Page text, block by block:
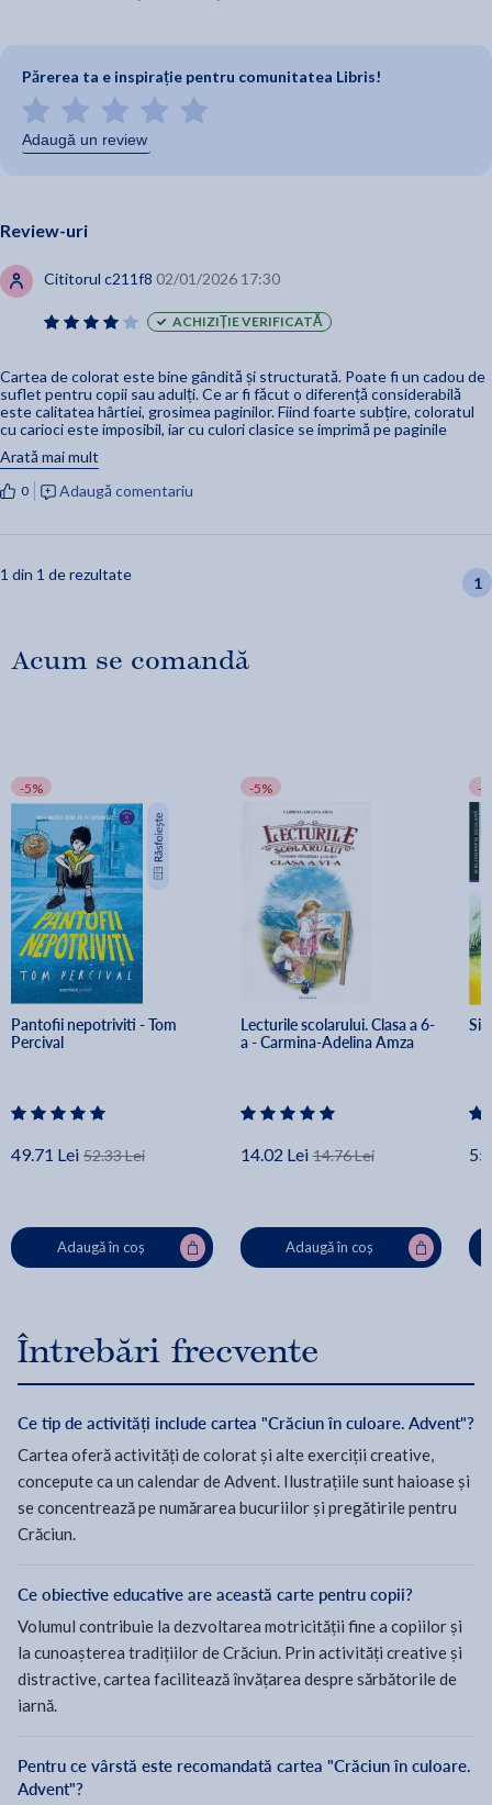
Părerea ta e inspirație pentru comunitatea Libris!
Adaugă un review
Review-uri
Cititorul c211f8 02/01/2026 17:30
ACHIZIȚIE VERIFICATĂ
Cartea de colorat este bine gândită și structurată. Poate fi un cadou de
suflet pentru copii sau adulți. Ce ar fi făcut o diferență considerabilă
este calitatea hârtiei, grosimea paginilor. Fiind foarte subțire, coloratul
cu carioci este imposibil, iar cu culori clasice se imprimă pe paginile
anterioare sau chiar următoare.
Arată mai mult
0 Adaugă comentariu
1 din 1 de rezultate 1
Acum se comandă
-5%
Pantofii nepotriviti - Tom
Percival
49.71 Lei 52.33 Lei
Adaugă în coș
-5%
Lecturile scolarului. Clasa a 6-
a - Carmina-Adelina Amza
14.02 Lei 14.76 Lei
Adaugă în coș
-
Întrebări frecvente
Ce tip de activități include cartea "Crăciun în culoare. Advent"?
Cartea oferă activități de colorat și alte exerciții creative,
concepute ca un calendar de Advent. Ilustrațiile sunt haioase și
se concentrează pe numărarea bucuriilor și pregătirile pentru
Crăciun.
Ce obiective educative are această carte pentru copii?
Volumul contribuie la dezvoltarea motricității fine a copiilor și
la cunoașterea tradițiilor de Crăciun. Prin activități creative și
distractive, cartea facilitează învățarea despre sărbătorile de
iarnă.
Pentru ce vârstă este recomandată cartea "Crăciun în culoare.
Advent"?